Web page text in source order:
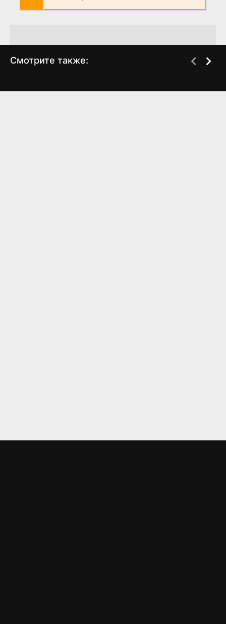
Смотрите также: